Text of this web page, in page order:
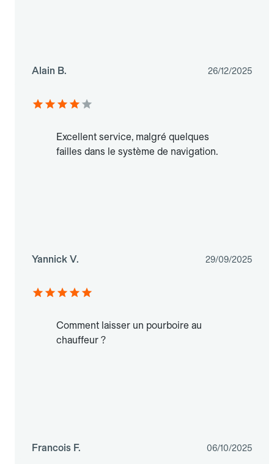
Alain B. 26/12/2025
Excellent service, malgré quelques
failles dans le système de navigation.
Yannick V. 29/09/2025
Comment laisser un pourboire au
chauffeur ?
Francois F. 06/10/2025